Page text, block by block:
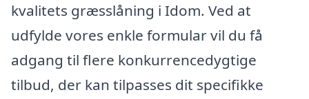
kvalitets græsslåning i Idom. Ved at
udfylde vores enkle formular vil du få
adgang til flere konkurrencedygtige
tilbud, der kan tilpasses dit specifikke